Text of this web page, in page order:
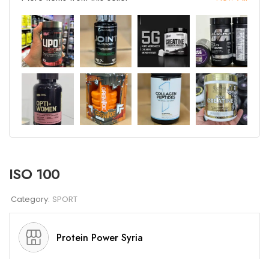
ISO 100
Category: SPORT
Protein Power Syria